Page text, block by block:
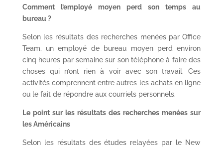
Comment l’employé moyen perd son temps au
bureau ?
Selon les résultats des recherches menées par Office
Team, un employé de bureau moyen perd environ
cinq heures par semaine sur son téléphone à faire des
choses qui n’ont rien à voir avec son travail. Ces
activités comprennent entre autres les achats en ligne
ou le fait de répondre aux courriels personnels.
Le point sur les résultats des recherches menées sur
les Américains
Selon les résultats des études relayées par le New